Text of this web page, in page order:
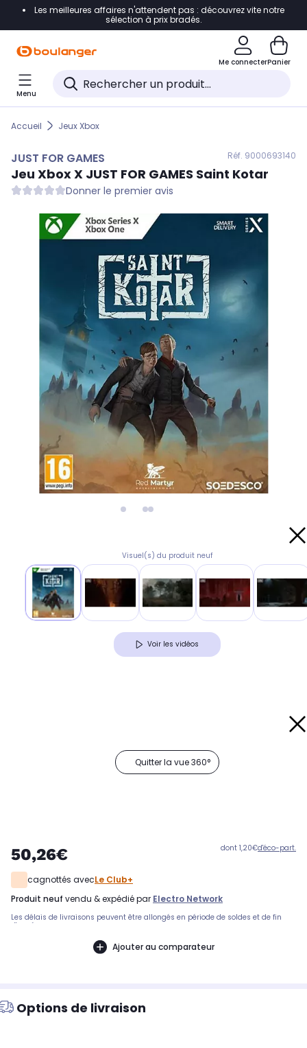
Accéder directement à la navigation
Accéder directement au pied de page
Accéder directement au chatbot
Les meilleures affaires n'attendent pas : découvrez vite notre
sélection à prix bradés.
Me connecterPanier
Menu
Accueil Jeux Xbox
JUST FOR GAMES Réf. 9000693140
Jeu Xbox X JUST FOR GAMES Saint Kotar
Donner le premier avis
Visuel(s) du produit neuf
Voir les vidéos
Quitter la vue 360°
50,26€ dont 1,20€d'éco-part.
cagnottés avecLe Club+
produit neuf vendu & expédié par Electro Network
Les délais de livraisons peuvent être allongés en période de soldes et de fin
d'année.
Ajouter au comparateur
Options de livraison